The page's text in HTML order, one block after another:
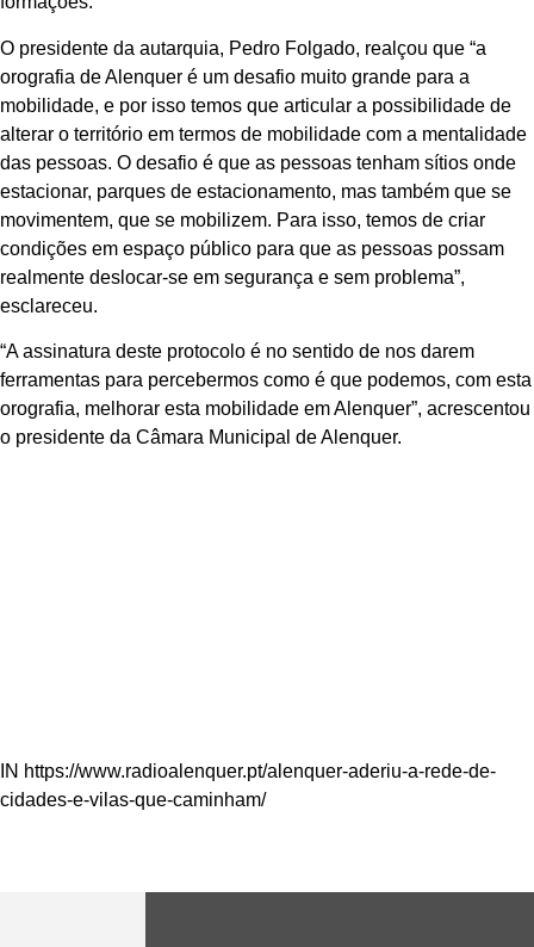
O presidente da autarquia, Pedro Folgado, realçou que “a
orografia de Alenquer é um desafio muito grande para a
mobilidade, e por isso temos que articular a possibilidade de
alterar o território em termos de mobilidade com a mentalidade
das pessoas. O desafio é que as pessoas tenham sítios onde
estacionar, parques de estacionamento, mas também que se
movimentem, que se mobilizem. Para isso, temos de criar
condições em espaço público para que as pessoas possam
realmente deslocar-se em segurança e sem problema”,
esclareceu.
“A assinatura deste protocolo é no sentido de nos darem
ferramentas para percebermos como é que podemos, com esta
orografia, melhorar esta mobilidade em Alenquer”, acrescentou
o presidente da Câmara Municipal de Alenquer.
IN https://www.radioalenquer.pt/alenquer-aderiu-a-rede-de-
cidades-e-vilas-que-caminham/